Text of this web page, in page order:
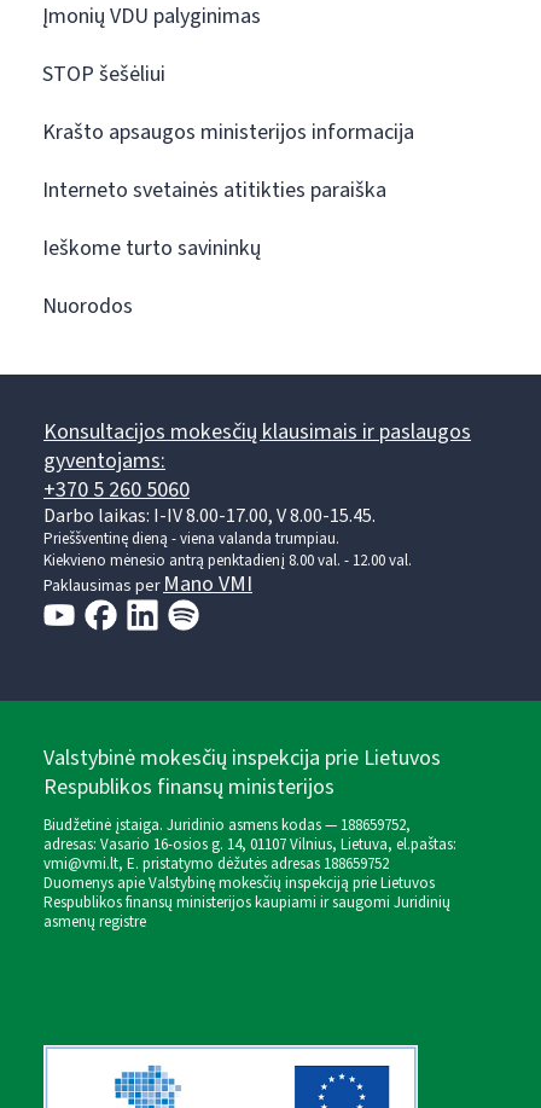
Įmonių VDU palyginimas
STOP šešėliui
Krašto apsaugos ministerijos informacija
Interneto svetainės atitikties paraiška
Ieškome turto savininkų
Nuorodos
Konsultacijos mokesčių klausimais ir paslaugos
gyventojams:
+370 5 260 5060
Darbo laikas: I-IV 8.00-17.00, V 8.00-15.45.
Prieššventinę dieną - viena valanda trumpiau.
Kiekvieno mėnesio antrą penktadienį 8.00 val. - 12.00 val.
Paklausimas perMano VMI
Valstybinė mokesčių inspekcija prie Lietuvos
Respublikos finansų ministerijos
Biudžetinė įstaiga. Juridinio asmens kodas — 188659752,
adresas: Vasario 16-osios g. 14, 01107 Vilnius, Lietuva, el.paštas:
vmi@vmi.lt, E. pristatymo dėžutės adresas 188659752
Duomenys apie Valstybinę mokesčių inspekciją prie Lietuvos
Respublikos finansų ministerijos kaupiami ir saugomi Juridinių
asmenų registre